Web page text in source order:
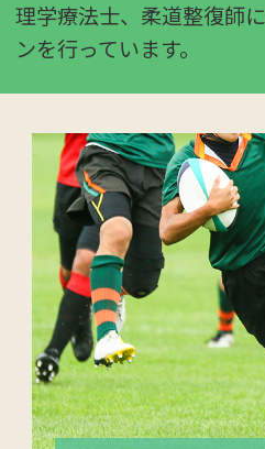
理学療法士、柔道整復師
ンを行っています。